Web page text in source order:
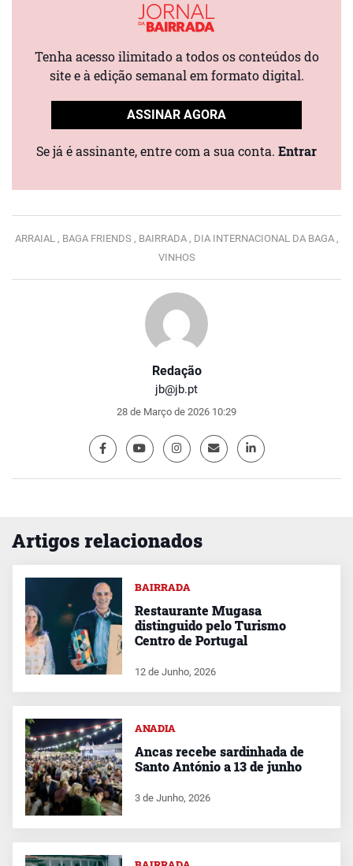
Redação
jb@jb.pt
28 de Março de 2026 10:29
Tenha acesso ilimitado a todos os conteúdos do
site e à edição semanal em formato digital.
ASSINAR AGORA
Se já é assinante, entre com a sua conta. Entrar
ARRAIAL , BAGA FRIENDS , BAIRRADA , DIA INTERNACIONAL DA BAGA ,
VINHOS
Artigos relacionados
BAIRRADA
Restaurante Mugasa
distinguido pelo Turismo
Centro de Portugal
12 de Junho, 2026
ANADIA
Ancas recebe sardinhada de
Santo António a 13 de junho
3 de Junho, 2026